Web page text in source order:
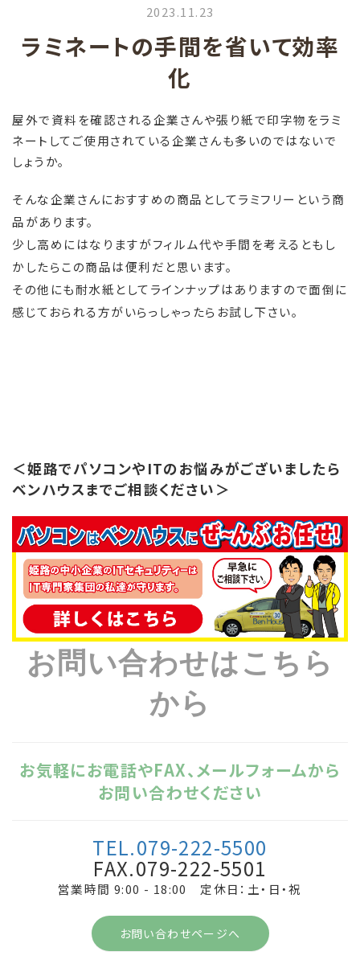
2023.11.23
ラミネートの手間を省いて効率
化
屋外で資料を確認される企業さんや張り紙で印字物をラミ
ネートしてご使用されている企業さんも多いのではないで
しょうか。
そんな企業さんにおすすめの商品としてラミフリーという商
品があります。
少し高めにはなりますがフィルム代や手間を考えるともし
かしたらこの商品は便利だと思います。
その他にも耐水紙としてラインナップはありますので面倒に
感じておられる方がいらっしゃったらお試し下さい。
＜姫路でパソコンやITのお悩みがございましたら
ベンハウスまでご相談ください＞
お問い合わせはこちら
から
お気軽にお電話やFAX、メールフォームから
お問い合わせください
TEL.079-222-5500
FAX.079-222-5501
営業時間 9:00 - 18:00 定休日：土・日・祝
お問い合わせページへ